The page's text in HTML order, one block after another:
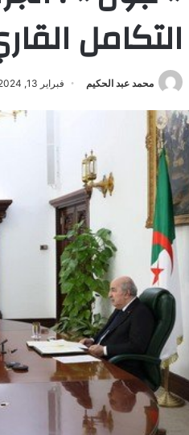
التكامل
محمد عبد الحكيم فبراير 13, 2024